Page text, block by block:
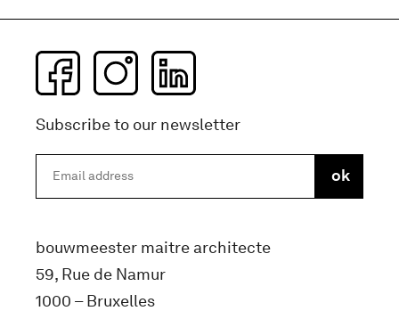
Subscribe to our newsletter
bouwmeester maitre architecte
59, Rue de Namur
1000 – Bruxelles